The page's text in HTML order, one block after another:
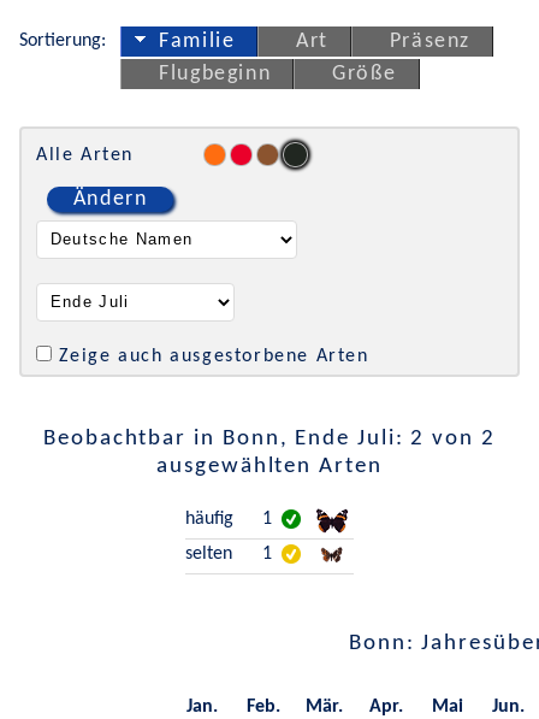
Sortierung: Familie Art
Präsenz
Flugbeginn
Größe
Alle Arten
Ändern
Zeige auch ausgestorbene Arten
Beobachtbar in Bonn, Ende Juli: 2 von 2
ausgewählten Arten
häufig
1
selten
1
Bonn:
Jan. Feb. Mär. Apr. Mai Jun.